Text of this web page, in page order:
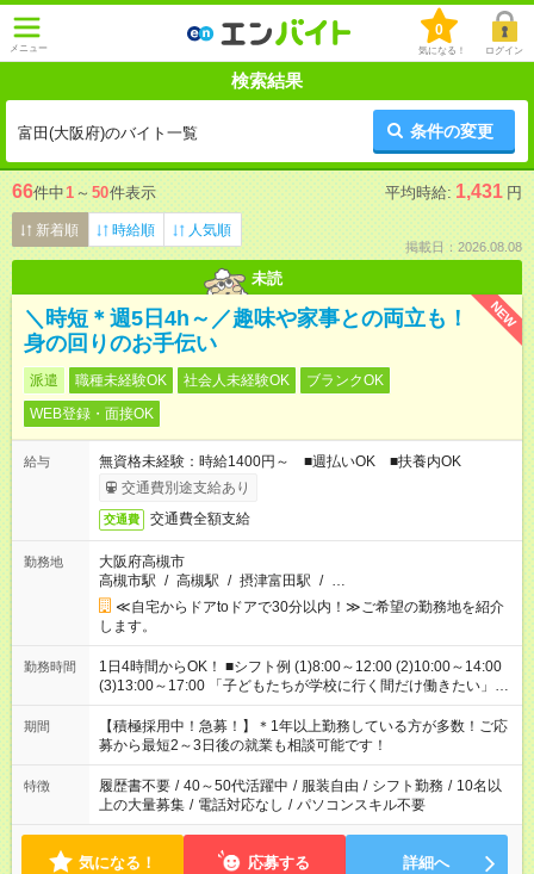
メニュー
0
気になる！ ログイン
検索結果
富田(大阪府)のバイト一覧 条件の変更
66件中1 ～ 50件表示 平均時給: 1,431 円
新着順 時給順 人気順
掲載日：2026.08.08
未読
NEW
＼時短＊週5日4h～／趣味や家事との両立も！
身の回りのお手伝い
派遣 職種未経験OK 社会人未経験OK
ブランクOK
WEB登録・面接OK
給与
無資格未経験：時給1400円～ ■週払いOK ■扶養内OK
交通費別途支給あり
交通費 交通費全額支給
勤務地
大阪府高槻市
高槻市駅 / 高槻駅 / 摂津富田駅 / …
≪自宅からドアtoドアで30分以内！≫ご希望の勤務地を紹介
します。
勤務時間
1日4時間からOK！ ■シフト例 (1)8:00～12:00 (2)10:00～14:00
(3)13:00～17:00 「子どもたちが学校に行く間だけ働きたい」
「余裕を持って夕飯の準備がしたい」 「午前中は働いて、午後
はプライベートの時間にしたい」 など、ご希望を教えてくださ
いね。 ※Wワーク希望の方へ 今ご覧のお仕事で希望する勤務時
間と、もう1つのお仕事の勤務時間。 合計で週40時間を超える
場合は応募できません。
期間
【積極採用中！急募！】＊1年以上勤務している方が多数！ご応
募から最短2～3日後の就業も相談可能です！
特徴 履歴書不要 / 40～50代活躍中 / 服装自由 / シフト勤務 / 10名以
上の大量募集 / 電話対応なし / パソコンスキル不要
気になる！ 応募する 詳細へ